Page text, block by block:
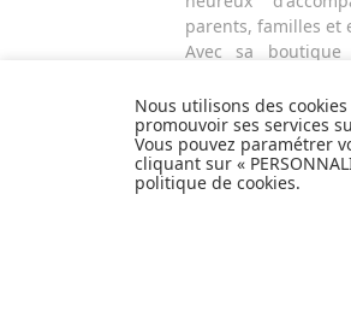
parents, familles et
Avec sa
propose plus de
sélection de plus
Que ce soit pour
heureux
Nous utilisons des
promouvoir ses services
Vous pouvez paramétrer
cliquant sur «
politique de cookies.